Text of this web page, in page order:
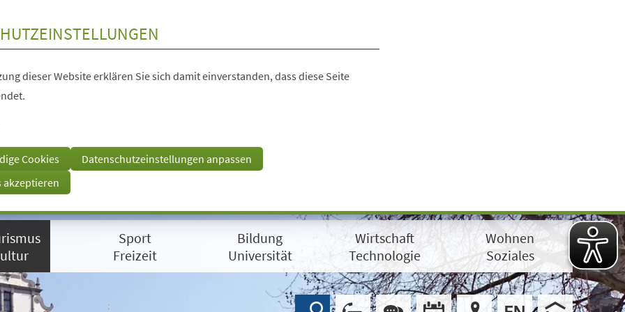
dieser Website erklären Sie sich damit einverstanden, dass diese Seite
Cookies
Datenschutzeinstellungen anpassen
akzeptieren
Sport
Freizeit
Bildung
Universität
Wirtschaft
Technologie
Wohnen
Soziales